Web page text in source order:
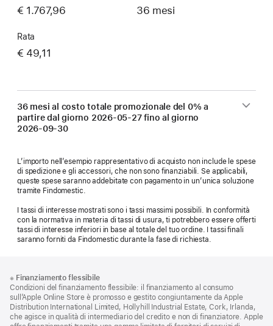
€ 1.767,96 36 mesi
Rata
€ 49,11
36 mesi al costo totale promozionale del 0% a
partire dal giorno 2026-05-27fino al giorno
2026-09-30
L’importo nell’esempio rappresentativo di acquisto non include le spese
di spedizione e gli accessori, che non sono finanziabili. Se applicabili,
queste spese saranno addebitate con pagamento in un’unica soluzione
tramite Findomestic.
I tassi di interesse mostrati sono i tassi massimi possibili. In conformità
con la normativa in materia di tassi di usura, ti potrebbero essere offerti
tassi di interesse inferiori in base al totale del tuo ordine. I tassi finali
saranno forniti da Findomestic durante la fase di richiesta.
di
pagina
a
piè
di
pagina
※ Finanziamento flessibile
Condizioni del finanziamento flessibile: il finanziamento al consumo
sull’Apple Online Store è promosso e gestito congiuntamente da Apple
Distribution International Limited, Hollyhill Industrial Estate, Cork, Irlanda,
che agisce in qualità di intermediario del credito e non di finanziatore. Apple